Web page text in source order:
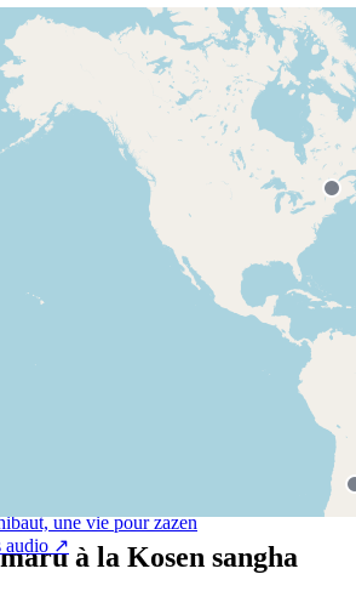
de zazen à Zen Paris
du Bouddha à Paris
: méditez en action !
petit dojo zen de la lignée Deshimaru
une vie pour zazen
audio ↗à la Kosen sangha